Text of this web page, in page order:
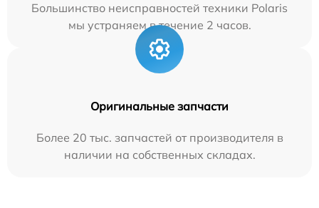
Большинство неисправностей техники Polaris
мы устраняем в течение 2 часов.
Оригинальные запчасти
Более 20 тыс. запчастей от производителя в
наличии на собственных складах.